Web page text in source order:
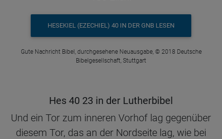
HESEKIEL (EZECHIEL) 40 IN DER GNB LESEN
Gute Nachricht Bibel, durchgesehene Neuausgabe, © 2018 Deutsche
Bibelgesellschaft, Stuttgart
Hes 40 23 in der Lutherbibel
Und ein Tor zum inneren Vorhof lag gegenüber
diesem Tor, das an der Nordseite lag, wie bei